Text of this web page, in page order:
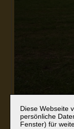
Diese Webseite
persönliche
Fenster) für